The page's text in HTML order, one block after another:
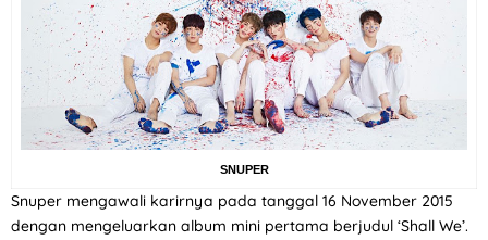
SNUPER
Snuper mengawali karirnya pada tanggal 16 November 2015
dengan mengeluarkan album mini pertama berjudul ‘Shall We’.